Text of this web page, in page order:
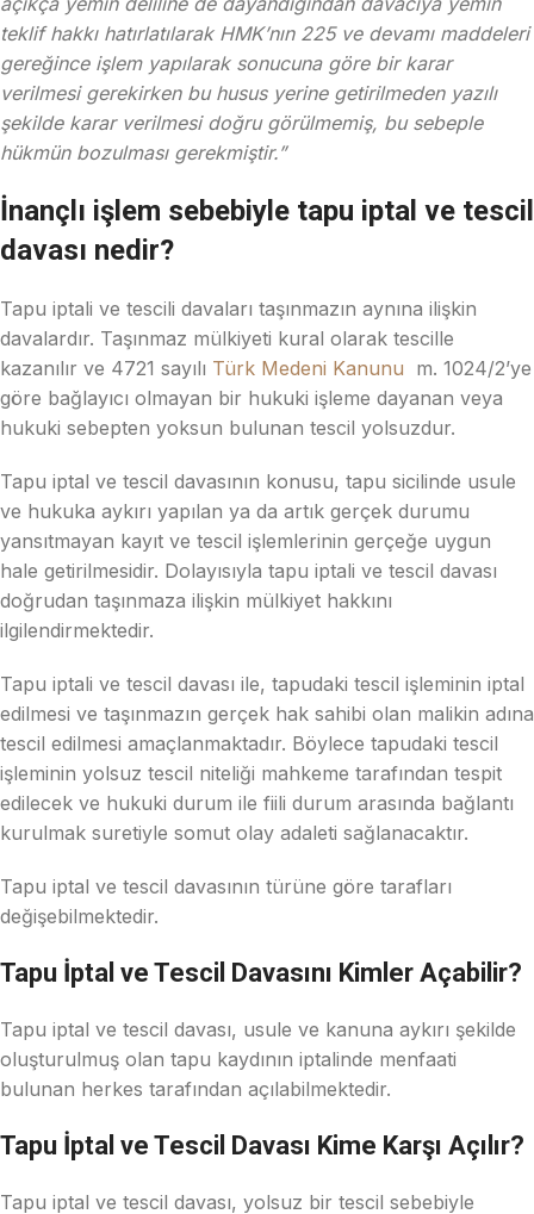
teklif hakkı hatırlatılarak HMK’nın 225 ve devamı maddeleri
gereğince işlem yapılarak sonucuna göre bir karar
verilmesi gerekirken bu husus yerine getirilmeden yazılı
şekilde karar verilmesi doğru görülmemiş, bu sebeple
hükmün bozulması gerekmiştir.”
İnançlı işlem sebebiyle tapu iptal ve tescil
davası nedir?
Tapu iptali ve tescili davaları taşınmazın aynına ilişkin
davalardır. Taşınmaz mülkiyeti kural olarak tescille
kazanılır ve 4721 sayılı Türk Medeni Kanunu m. 1024/2’ye
göre bağlayıcı olmayan bir hukuki işleme dayanan veya
hukuki sebepten yoksun bulunan tescil yolsuzdur.
Tapu iptal ve tescil davasının konusu, tapu sicilinde usule
ve hukuka aykırı yapılan ya da artık gerçek durumu
yansıtmayan kayıt ve tescil işlemlerinin gerçeğe uygun
hale getirilmesidir. Dolayısıyla tapu iptali ve tescil davası
doğrudan taşınmaza ilişkin mülkiyet hakkını
ilgilendirmektedir.
Tapu iptali ve tescil davası ile, tapudaki tescil işleminin iptal
edilmesi ve taşınmazın gerçek hak sahibi olan malikin adına
tescil edilmesi amaçlanmaktadır. Böylece tapudaki tescil
işleminin yolsuz tescil niteliği mahkeme tarafından tespit
edilecek ve hukuki durum ile fiili durum arasında bağlantı
kurulmak suretiyle somut olay adaleti sağlanacaktır.
Tapu iptal ve tescil davasının türüne göre tarafları
değişebilmektedir.
Tapu İptal ve Tescil Davasını Kimler Açabilir?
Tapu iptal ve tescil davası, usule ve kanuna aykırı şekilde
oluşturulmuş olan tapu kaydının iptalinde menfaati
bulunan herkes tarafından açılabilmektedir.
Tapu İptal ve Tescil Davası Kime Karşı Açılır?
Tapu iptal ve tescil davası, yolsuz bir tescil sebebiyle